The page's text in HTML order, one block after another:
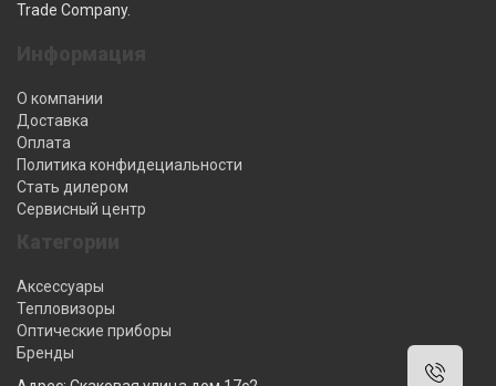
Trade Company.
О компании
Доставка
Оплата
Политика конфидециальности
Стать дилером
Сервисный центр
Аксессуары
Тепловизоры
Оптические приборы
Бренды